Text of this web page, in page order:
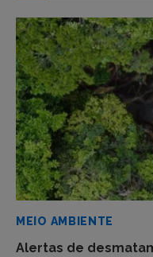
MEIO AMBIENTE
Alertas de